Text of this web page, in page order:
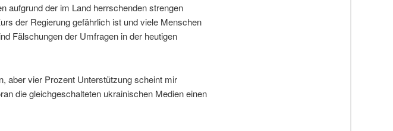
aufgrund der im Land herrschenden strengen
der Regierung gefährlich ist und viele Menschen
Fälschungen der Umfragen in der heutigen
aber vier Prozent Unterstützung scheint mir
die gleichgeschalteten ukrainischen Medien einen